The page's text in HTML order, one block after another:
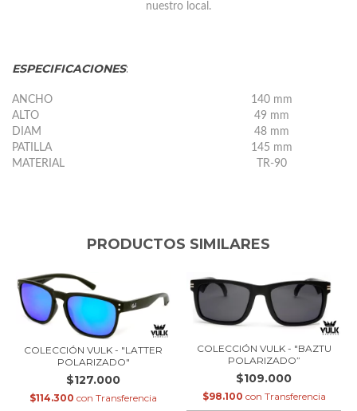
nuestro l oca .
ESPECIFICACIONES:
ANCHO
140 mm
ALTO
49 mm
DIAM
48 mm
PATILLA
145 mm
MATERIAL
TR-90
PRODUCTOS SIMILARES
COLECCIÓN VULK - "LATTER
POLARIZADO"
$127.000
$114.300 con Transferencia
COLECCIÓN VULK - "BAZTU
POLARIZADO”
$109.000
$98.100 con Transferencia